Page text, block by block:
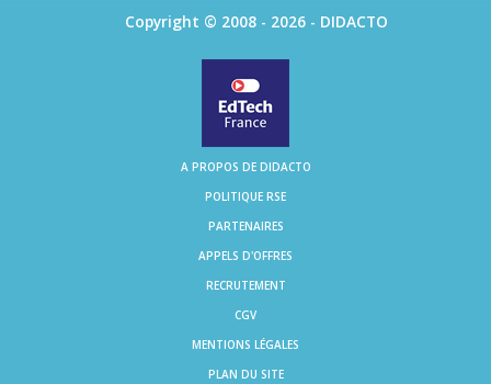
Copyright © 2008 - 2026 - DIDACTO
A PROPOS DE DIDACTO
POLITIQUE RSE
PARTENAIRES
APPELS D'OFFRES
RECRUTEMENT
CGV
MENTIONS LÉGALES
PLAN DU SITE